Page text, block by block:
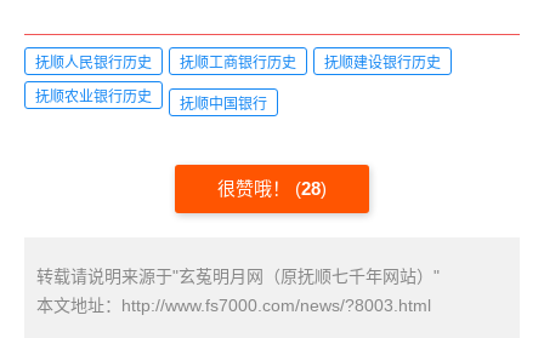
抚顺人民银行历史 抚顺工商银行历史
抚顺建设银行历史
抚顺农业银行历史
抚顺中国银行
很赞哦！ (28)
转载请说明来源于"玄菟明月网（原抚顺七千年网站）"
本文地址： http://www.fs7000.com/news/?8003.html